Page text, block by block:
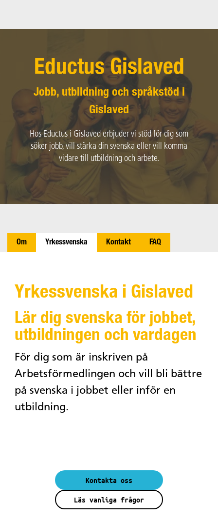
Eductus Gislaved
Jobb, utbildning och språkstöd i
Gislaved
Hos Eductus i Gislaved erbjuder vi stöd för dig som
söker jobb, vill stärka din svenska eller vill komma
vidare till utbildning och arbete.
Om Yrkessvenska Kontakt FAQ
Yrkessvenska i Gislaved
Lär dig svenska för jobbet,
utbildningen och vardagen
För dig som är inskriven på
Arbetsförmedlingen och vill bli bättre
på svenska i jobbet eller inför en
utbildning.
Kontakta oss
Läs vanliga frågor